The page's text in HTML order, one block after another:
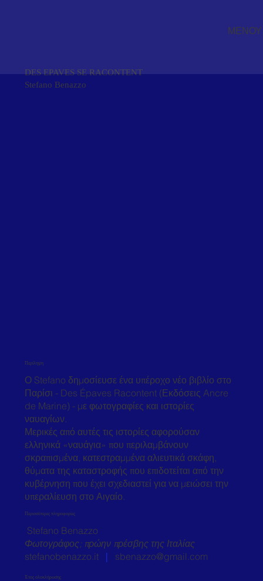
ΜΕΝΟΥ
DES EPAVES SE RACONTENT
Stefano Benazzo
Περίληψη
Ο Stefano δημοσίευσε ένα υπέροχο νέο βιβλίο στο
Παρίσι - Des Épaves Racontent (Εκδόσεις Ancre
de Marine) - με φωτογραφίες και ιστορίες
ναυαγίων.
Μερικές από αυτές τις ιστορίες αφορούσαν
ελληνικά «ναυάγια» που περιλαμβάνουν
σκραπισμένα, κατεστραμμένα αλιευτικά σκάφη,
θύματα της καταστροφής που επιδοτείται από την
κυβέρνηση που έχει σχεδιαστεί για να μειώσει την
υπεραλίευση στο Αιγαίο.
Περισσότερες πληροφορίες
Stefano Benazzo
Φωτογράφος; πρώην πρέσβης της Ιταλίας
stefanobenazzo.it | sbenazzo@gmail.com
Έτος ολοκλήρωσης